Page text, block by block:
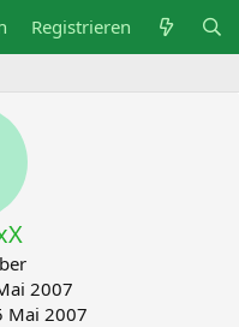
Registrieren
2007
Mai 2007